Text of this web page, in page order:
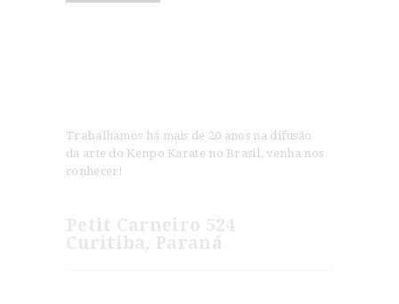
Trabalhamos há mais de 20 anos na difusão
da arte do Kenpo Karate no Brasil, venha nos
conhecer!
Petit Carneiro 524
Curitiba, Paraná